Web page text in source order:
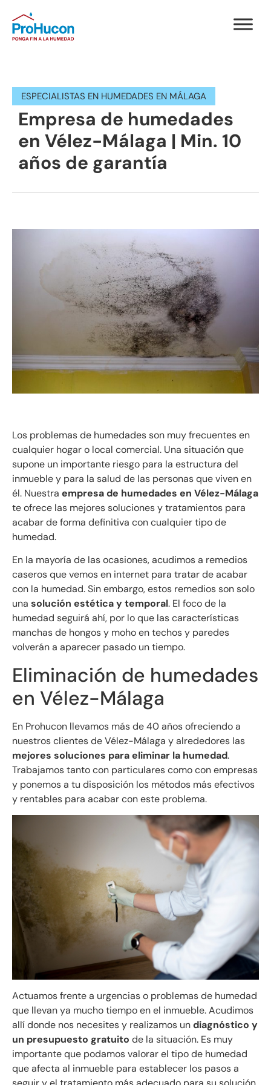
ESPECIALISTAS EN HUMEDADES EN MÁLAGA
Empresa de humedades
en Vélez-Málaga | Min. 10
años de garantía
Los problemas de humedades son muy frecuentes en
cualquier hogar o local comercial. Una situación que
supone un importante riesgo para la estructura del
inmueble y para la salud de las personas que viven en
él. Nuestra empresa de humedades en Vélez-Málaga
te ofrece las mejores soluciones y tratamientos para
acabar de forma definitiva con cualquier tipo de
humedad.
En la mayoría de las ocasiones, acudimos a remedios
caseros que vemos en internet para tratar de acabar
con la humedad. Sin embargo, estos remedios son solo
una solución estética y temporal. El foco de la
humedad seguirá ahí, por lo que las características
manchas de hongos y moho en techos y paredes
volverán a aparecer pasado un tiempo.
Eliminación de humedades
en Vélez-Málaga
En Prohucon llevamos más de 40 años ofreciendo a
nuestros clientes de Vélez-Málaga y alrededores las
mejores soluciones para eliminar la humedad.
Trabajamos tanto con particulares como con empresas
y ponemos a tu disposición los métodos más efectivos
y rentables para acabar con este problema.
Actuamos frente a urgencias o problemas de humedad
que llevan ya mucho tiempo en el inmueble. Acudimos
allí donde nos necesites y realizamos undiagnóstico y
un presupuesto gratuito de la situación. Es muy
importante que podamos valorar el tipo de humedad
que afecta al inmueble para establecer los pasos a